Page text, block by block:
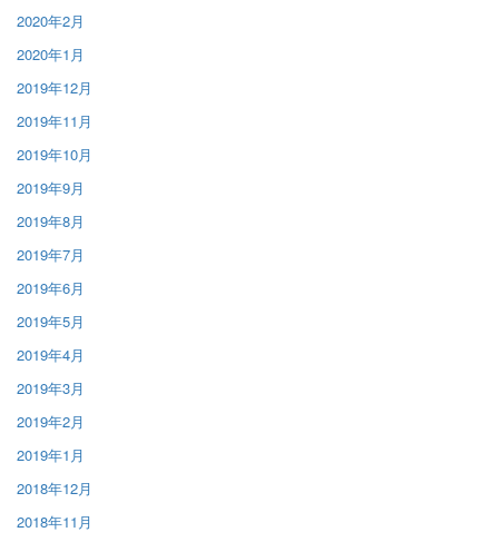
2020年2月
2020年1月
2019年12月
2019年11月
2019年10月
2019年9月
2019年8月
2019年7月
2019年6月
2019年5月
2019年4月
2019年3月
2019年2月
2019年1月
2018年12月
2018年11月